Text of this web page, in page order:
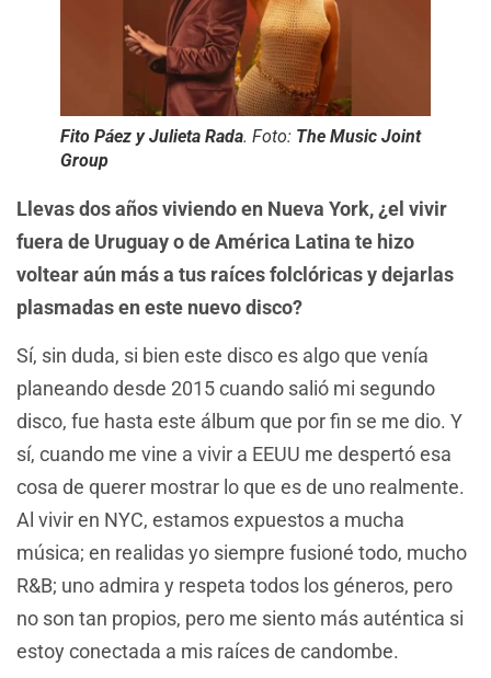
Fito Páez y Julieta Rada. Foto: The Music Joint
Group
Llevas dos años viviendo en Nueva York, ¿el vivir
fuera de Uruguay o de América Latina te hizo
voltear aún más a tus raíces folclóricas y dejarlas
plasmadas en este nuevo disco?
Sí, sin duda, si bien este disco es algo que venía
planeando desde 2015 cuando salió mi segundo
disco, fue hasta este álbum que por fin se me dio. Y
sí, cuando me vine a vivir a EEUU me despertó esa
cosa de querer mostrar lo que es de uno realmente.
Al vivir en NYC, estamos expuestos a mucha
música; en realidas yo siempre fusioné todo, mucho
R&B; uno admira y respeta todos los géneros, pero
no son tan propios, pero me siento más auténtica si
estoy conectada a mis raíces de candombe.